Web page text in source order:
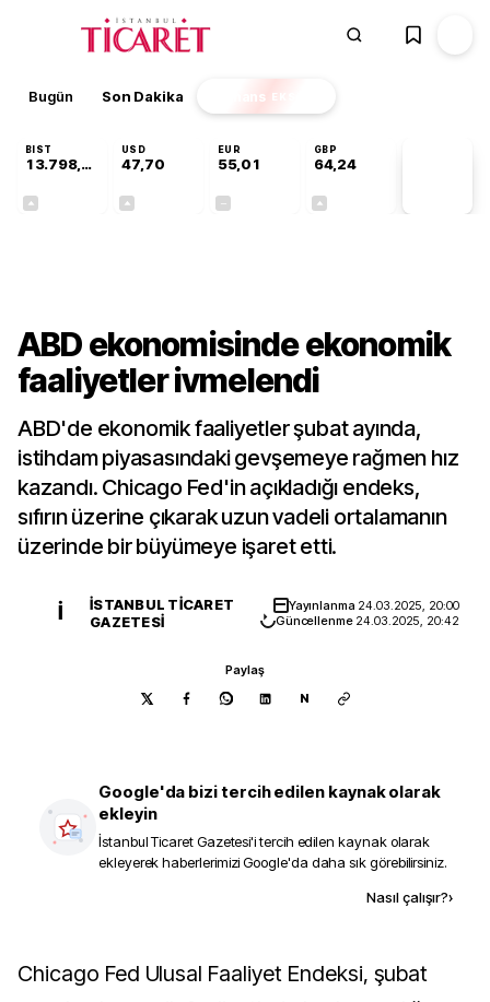
Bugün Son Dakika Finans EKSTRA
BIST
13.798,82
USD
47,70
EUR
55,01
GBP
64,24
ABD ekonomisinde ekonomik
faaliyetler ivmelendi
ABD'de ekonomik faaliyetler şubat ayında,
istihdam piyasasındaki gevşemeye rağmen hız
kazandı. Chicago Fed'in açıkladığı endeks,
sıfırın üzerine çıkarak uzun vadeli ortalamanın
üzerinde bir büyümeye işaret etti.
İ
İSTANBUL TICARET
GAZETESI
Yayınlanma 24.03.2025, 20:00
Güncellenme 24.03.2025, 20:42
Paylaş
N
Google'da bizi tercih edilen kaynak olarak
ekleyin
İstanbul Ticaret Gazetesi'i tercih edilen kaynak olarak
ekleyerek haberlerimizi Google'da daha sık görebilirsiniz.
Nasıl çalışır?›
Chicago Fed Ulusal Faaliyet Endeksi, şubat